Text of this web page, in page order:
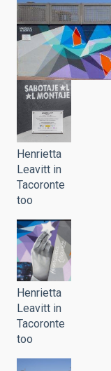
Henrietta
Leavitt in
Tacoronte
too
Henrietta
Leavitt in
Tacoronte
too